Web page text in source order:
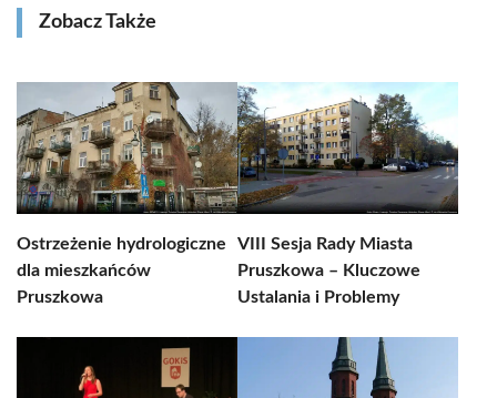
Zobacz Także
Ostrzeżenie hydrologiczne
dla mieszkańców
Pruszkowa
VIII Sesja Rady Miasta
Pruszkowa – Kluczowe
Ustalania i Problemy